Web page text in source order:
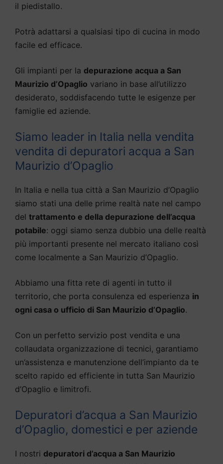
il piedistallo.
Potrà adattarsi a qualsiasi tipo di cucina in modo
facile ed efficace.
Gli impianti per la depurazione acqua a San
Maurizio d’Opaglio variano in base all’utilizzo
desiderato, soddisfacendo tutte le esigenze per
famiglie ed aziende.
Siamo leader in Italia nella vendita
vendita di depuratori acqua a San
Maurizio d’Opaglio
In Italia e nella tua città a San Maurizio d’Opaglio
siamo stati una delle prime realtà nate nel campo
del trattamento e della depurazione dell’acqua
potabile: oggi siamo senza dubbio una delle realtà
più importanti presente nel mercato italiano così
come localmente a San Maurizio d’Opaglio.
Abbiamo una fitta rete di agenti in tutto il
territorio, che porta consulenza ed esperienza in
ogni casa o ufficio di San Maurizio d’Opaglio.
Con un perfetto servizio post vendita e una
collaudata organizzazione di tecnici, garantiamo
un’assistenza e manutenzione dell’impianto da te
scelto rapido ed efficiente in tutta San Maurizio
d’Opaglio e limitrofi.
Depuratori d’acqua a San Maurizio
d’Opaglio, domestici e per aziende
I nostri depuratori d’acqua a San Maurizio